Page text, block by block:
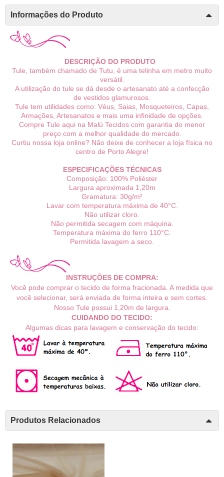
Informações do Produto
DESCRIÇÃO DO PRODUTO
Tule, também chamado de Tutu, é uma telinha em metro muito
versátil.
A utilização do tule se dá desde o artesanato até a confecção
de vestidos glamurosos.
Tule tem utilidades como: Véus, Saias, Mosqueteiros, Capas,
Armações, Artesanatos e mais uma infinidade de opções.
Compre Tule aqui na Malú Tecidos com garantia do menor
preço com a melhor qualidade do mercado.
Curtiu nossa loja online? Não deixe de conhecer a loja física no
centro de Porto Alegre!
ESPECIFICAÇÕES TÉCNICAS
Composição: 100% Poliéster
Largura aproximada 1,20m
Gramatura: 30g/m²
Lavar com temperatura máxima de 40°C.
Não utilizar cloro.
Não permitida secagem com máquina.
Temperatura máxima do ferro 110°C.
Permitida lavagem a seco.
INSTRUÇÕES DE COMPRA:
Você pode comprar o tecido de forma fracionada. A medida que
você selecionar, será enviada de forma inteira e sem cortes.
Nosso Tule possui 1,20m de largura.
CUIDANDO DO TECIDO:
Algumas dicas para lavagem e conservação do tecido:
Produtos Relacionados